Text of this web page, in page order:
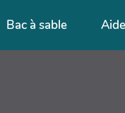
Bac à sable Aide